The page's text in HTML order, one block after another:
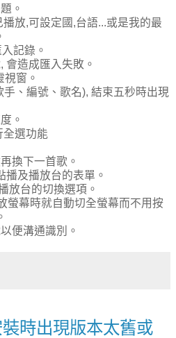
。
放,可設定國,台語...或是我的最
記錄。
會造成匯入失敗。
窗。
、編號、歌名), 結束五秒時出現
。
全選功能
換下一首歌。
播及播放台的表單。
放台的切換選項。
螢幕時就自動切全螢幕而不用按
便溝通識別。
時出現版本太舊或